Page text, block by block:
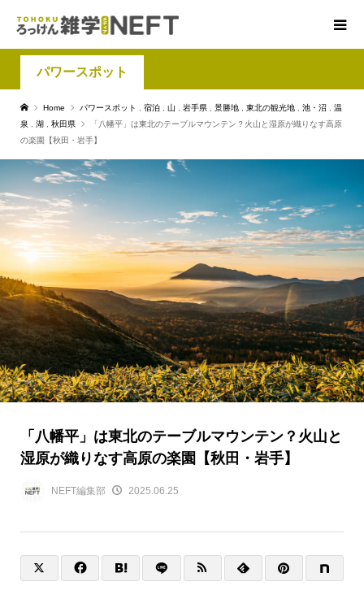
パワースポット
Home パワースポット 宿泊 山 岩手県 景勝地 東北の観光地 池・沼
温
泉
湖 秋田県
「八幡平」は東北のテーブルマウンテン？火山と湿原が織りなす高原
の楽園【秋田・岩手】
「八幡平」は東北のテーブルマウンテン？火山と
湿原が織りなす高原の楽園【秋田・岩手】
NEFT編集部 2025.06.25